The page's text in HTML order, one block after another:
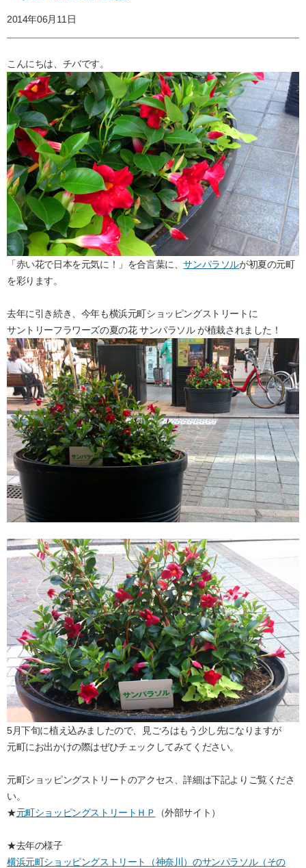
2014年06月11日
こんにちは、チバです。
「赤い花で日本を元気に！」を合言葉に、サンパラソルが初夏の元町
を彩ります。
去年に引き続き、今年も横浜元町ショッピングストリートに
サントリーフラワーズの夏の花 サンパラソル が植栽されました！
5月下旬に植え込みましたので、見ごろはもう少し先になりますが
元町にお出かけの際はぜひチェックしてみてください。
元町ショッピングストリートのアクセス、詳細は下記よりご覧くださ
い。
★元町ショッピングストリートＨＰ （外部サイト）
★去年の様子
横浜元町ショッピングストリート（神奈川）のサンパラソル（その